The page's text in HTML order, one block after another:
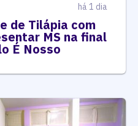
há 1 dia
de Tilápia com
MS na final
É Nosso